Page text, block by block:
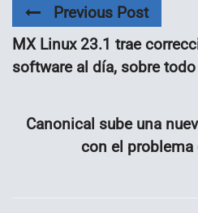
Previous Post
MX Linux 23.1 trae
software al día, sobre todo
Canonical sube una
con el problema